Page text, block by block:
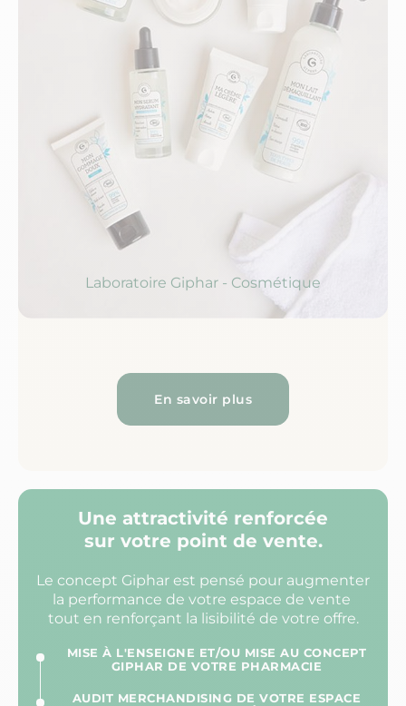
Laboratoire Giphar - Cosmétique
En savoir plus
Une attractivité renforcée
sur votre point de vente.
Le concept Giphar est pensé pour augmenter
la performance de votre espace de vente
tout en renforçant la lisibilité de votre offre.
MISE À L'ENSEIGNE ET/OU MISE AU CONCEPT
GIPHAR DE VOTRE PHARMACIE
AUDIT MERCHANDISING DE VOTRE ESPACE